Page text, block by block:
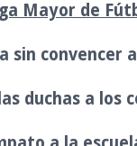
Mayor de
convencer
duchas a los